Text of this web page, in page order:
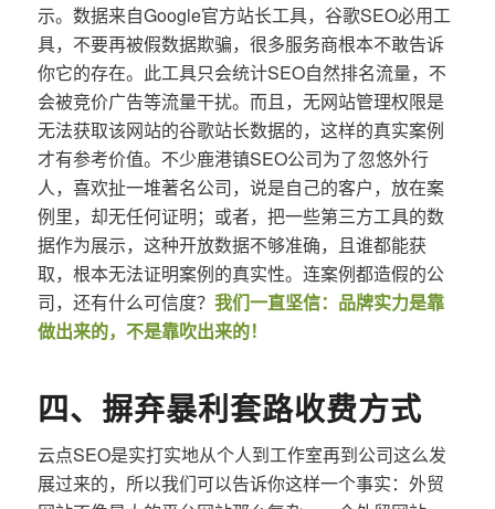
示。数据来自Google官方站长工具，谷歌SEO必用工
具，不要再被假数据欺骗，很多服务商根本不敢告诉
你它的存在。此工具只会统计SEO自然排名流量，不
会被竞价广告等流量干扰。而且，无网站管理权限是
无法获取该网站的谷歌站长数据的，这样的真实案例
才有参考价值。不少鹿港镇SEO公司为了忽悠外行
人，喜欢扯一堆著名公司，说是自己的客户，放在案
例里，却无任何证明；或者，把一些第三方工具的数
据作为展示，这种开放数据不够准确，且谁都能获
取，根本无法证明案例的真实性。连案例都造假的公
司，还有什么可信度？ 我们一直坚信：品牌实力是靠
做出来的，不是靠吹出来的！
四、摒弃暴利套路收费方式
云点SEO是实打实地从个人到工作室再到公司这么发
展过来的，所以我们可以告诉你这样一个事实：外贸